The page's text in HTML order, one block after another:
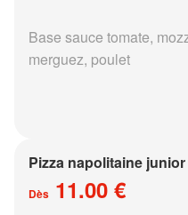
Base sauce tomate,
merguez, poulet
Pizza napolitaine junior
Dès 11.00 €